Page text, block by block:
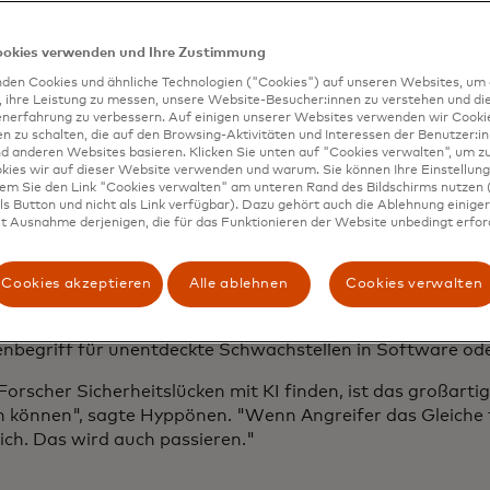
KI in ihr Tagesgeschäft und drängen
zu überschreiten, ohne dass es dafür einen
sind unterdessen mitten in dieser sich schnell
gefangen.
Dynamik hatten viele der 20.000 Teilnehmer der
in Las Vegas im Kopf. Von den spritzigen Ständen in
neuesten Forschungsergebnisse, die in Vorträgen
Gesprächen dazwischen dominierte die KI das
Mikko Hyppönen KI als die "größte
seinem Leben erlebt habe, und wies darauf hin, dass
für unentdeckte Schwachstellen in Software
Sicherheitslücken mit KI finden, ist das
können", sagte Hyppönen. "Wenn Angreifer das Gleiche
Das wird auch passieren."
verwenden und Ihre Zustimmung
Cookies und ähnliche Technologien ("Cookies") auf unseren Websites, um
ihre Leistung zu messen, unsere Website-Besucher:innen zu verstehen und die
zu verbessern. Auf einigen unserer Websites verwenden wir
zu schalten, die auf den Browsing-Aktivitäten und Interessen der
anderen Websites basieren. Klicken Sie unten auf "Cookies verwalten", um
wir auf dieser Website verwenden und warum. Sie können Ihre
Sie den Link "Cookies verwalten" am unteren Rand des Bildschirms nutzen
Button und nicht als Link verfügbar). Dazu gehört auch die Ablehnung
Ausnahme derjenigen, die für das Funktionieren der Website unbedingt
Cookies akzeptieren Alle ablehnen Cookies verwalten